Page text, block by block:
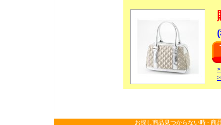
お探し商品見つからない時 - 商